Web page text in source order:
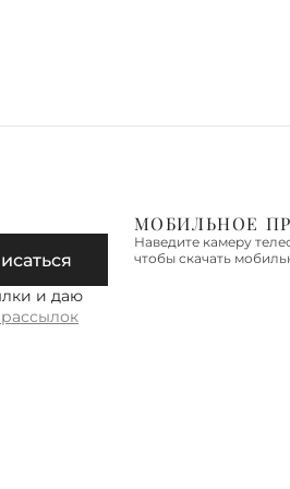
и даю
МОБИЛЬНОЕ
Наведите камеру
чтобы скачать